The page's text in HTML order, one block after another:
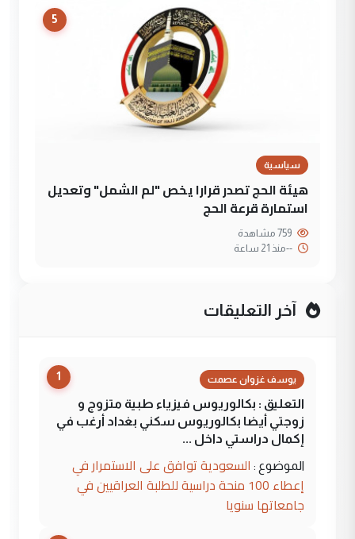
5
سياسية
هيئة الحج تصدر قرارا يخص "لم الشمل" وتعديل
استمارة قرعة الحج
--منذ 21 ساعة
آخر التعليقات
1 يوسف غزوان عصمت
التعليق : بكالوريوس فيزياء طبية متزوج و
زوجتي أيضا بكالوريوس سكني بغداد أرغب في
إكمال دراستي داخل ...
الموضوع : السعودية توافق على الاستمرار في
إعطاء 100 منحة دراسية للطلبة العراقيين في
جامعاتها سنويا